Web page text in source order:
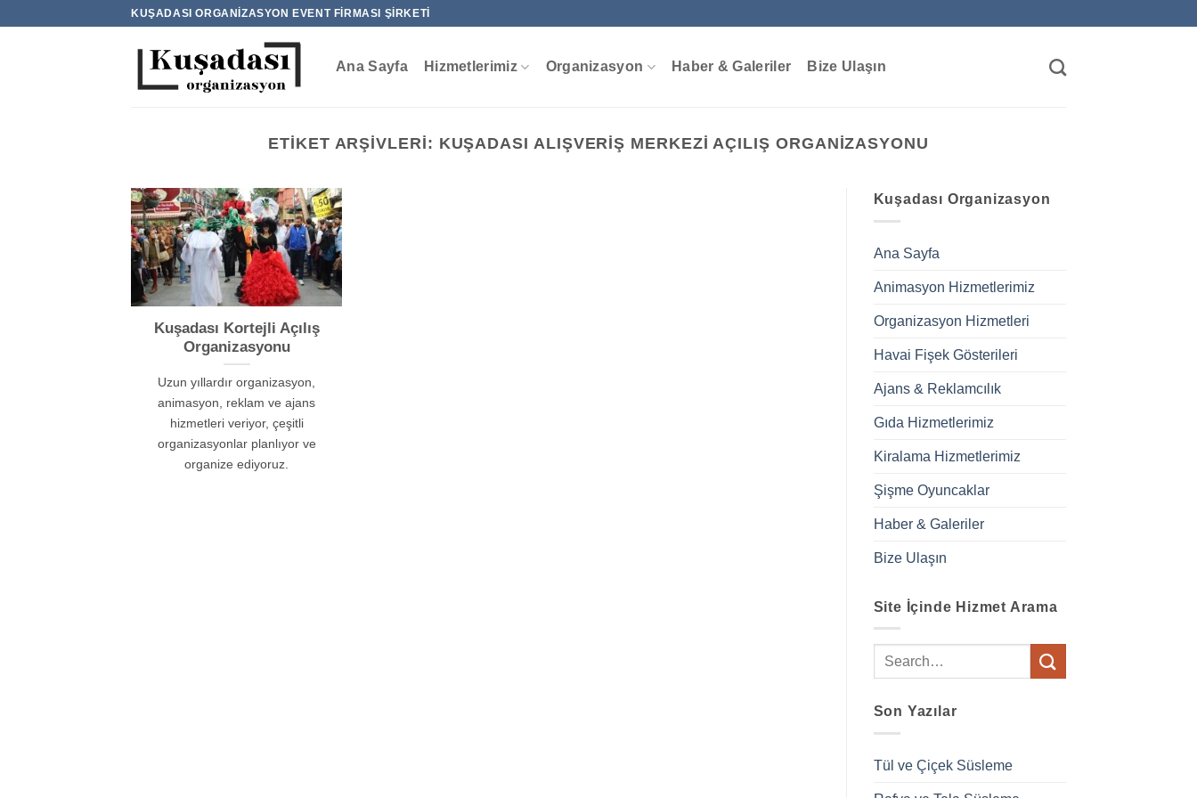
KUŞADASI ORGANIZASYON EVENT FIRMASI ŞIRKETI
Ana Sayfa Hizmetlerimiz Organizasyon Haber & Galeriler Bize Ulaşın
ETIKET ARŞIVLERI: KUŞADASI ALIŞVERIŞ MERKEZI AÇILIŞ ORGANIZASYONU
Kuşadası Kortejli Açılış
Organizasyonu
Uzun yıllardır organizasyon,
animasyon, reklam ve ajans
hizmetleri veriyor, çeşitli
organizasyonlar planlıyor ve
organize ediyoruz.
Kuşadası Organizasyon
Ana Sayfa
Animasyon Hizmetlerimiz
Organizasyon Hizmetleri
Havai Fişek Gösterileri
Ajans & Reklamcılık
Gıda Hizmetlerimiz
Kiralama Hizmetlerimiz
Şişme Oyuncaklar
Haber & Galeriler
Bize Ulaşın
Site İçinde Hizmet Arama
Son Yazılar
Tül ve Çiçek Süsleme